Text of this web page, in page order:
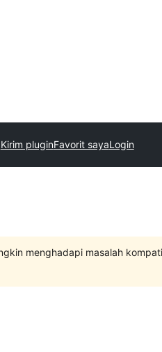
Kirim pluginFavorit sayaLogin
menghadapi masalah